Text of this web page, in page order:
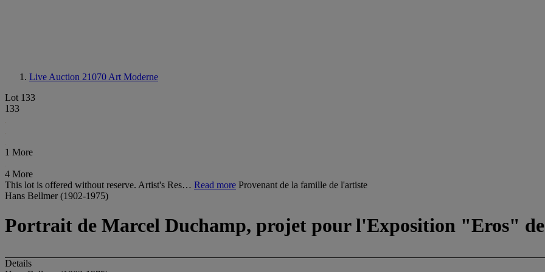
Live Auction 21070 Art Moderne
Lot 133
133
1 More
4 More
This lot is offered without reserve. Artist's Res… Read more Provenant de la famille de l'artiste
Hans Bellmer (1902-1975)
Portrait de Marcel Duchamp, projet pour l'Exposition "Eros" de
Details